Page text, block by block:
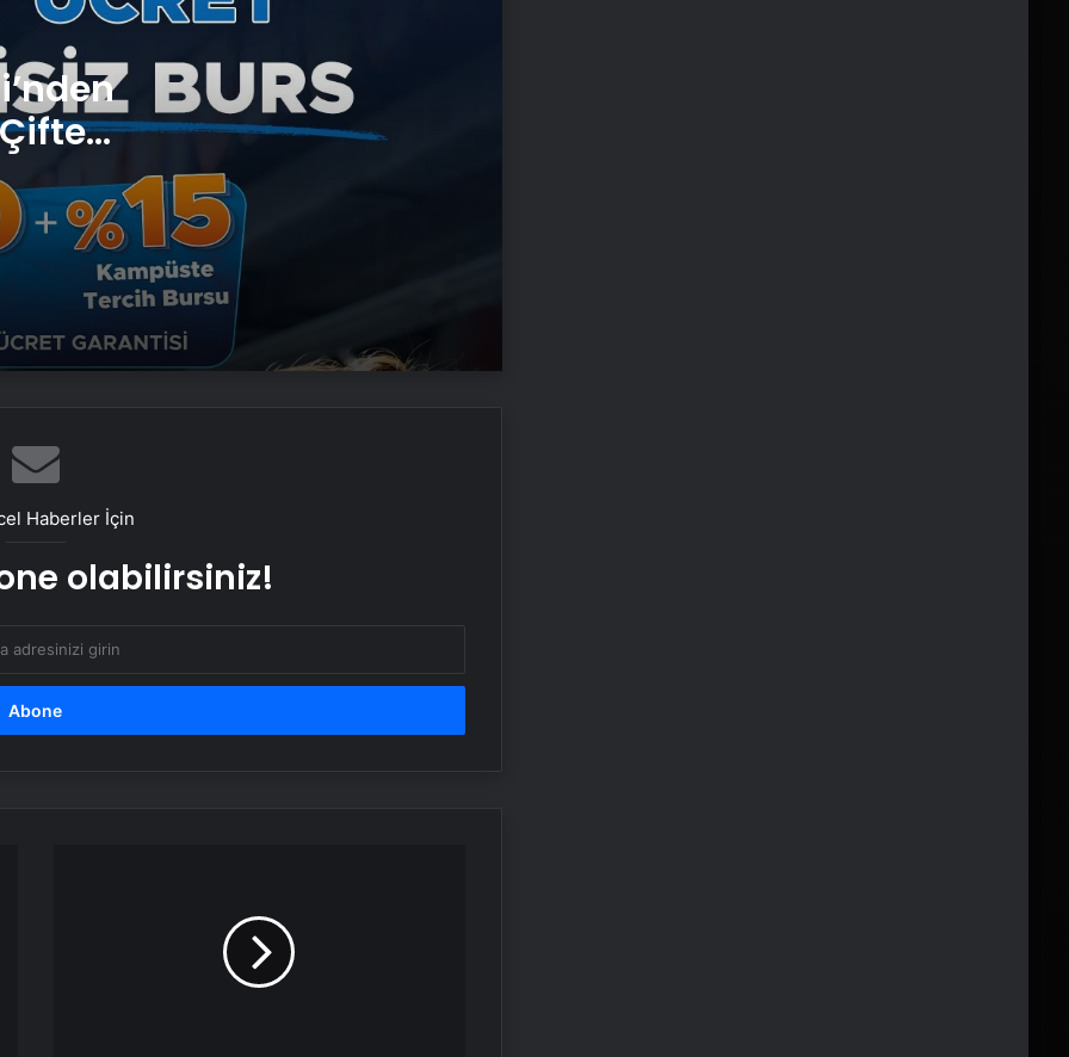
Umre Ne Kadar 2026 2027
Genelinde Güvenli Araç Taşıma ve
Yol Yardım Atağı
Bahçe Mobilyaları Seçimi Rehberi
Ankara Yatak Yıkama Hizmetleriyle
Temiz ve Sağlıklı Ortamlar
Özel Dentalpark Kliniği
Haberler İçin
olabilirsiniz!